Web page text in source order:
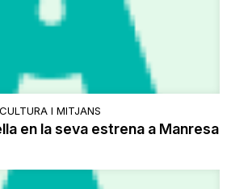
CULTURA I MITJANS
en la seva estrena a Manresa